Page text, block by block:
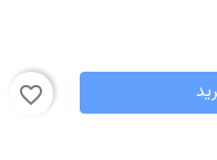
favorite_border